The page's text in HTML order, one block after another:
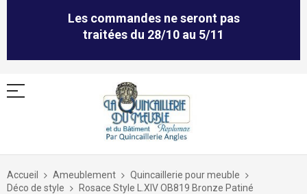
Les commandes ne seront pas
traitées du 28/10 au 5/11
Allez
contenu
Accueil Ameublement
Quincaillerie pour meuble
Déco de style
Rosace Style L.XIV OB819 Bronze Patiné